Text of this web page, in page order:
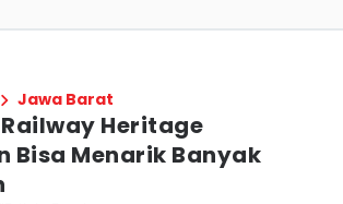
Jawa Barat
Heritage
Bisa Menarik Banyak